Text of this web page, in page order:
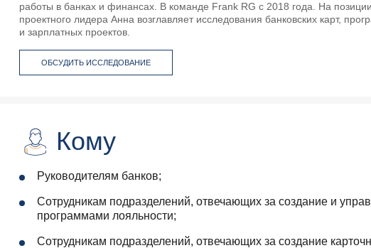
работы в банках и финансах. В команде Frank RG с 2018 года. На
проектного лидера Анна возглавляет исследования банковских карт,
и зарплатных проектов.
ОБСУДИТЬ ИССЛЕДОВАНИЕ
Кому
Руководителям банков;
Сотрудникам подразделений, отвечающих за создание и
программами лояльности;
Сотрудникам подразделений, отвечающих за создание